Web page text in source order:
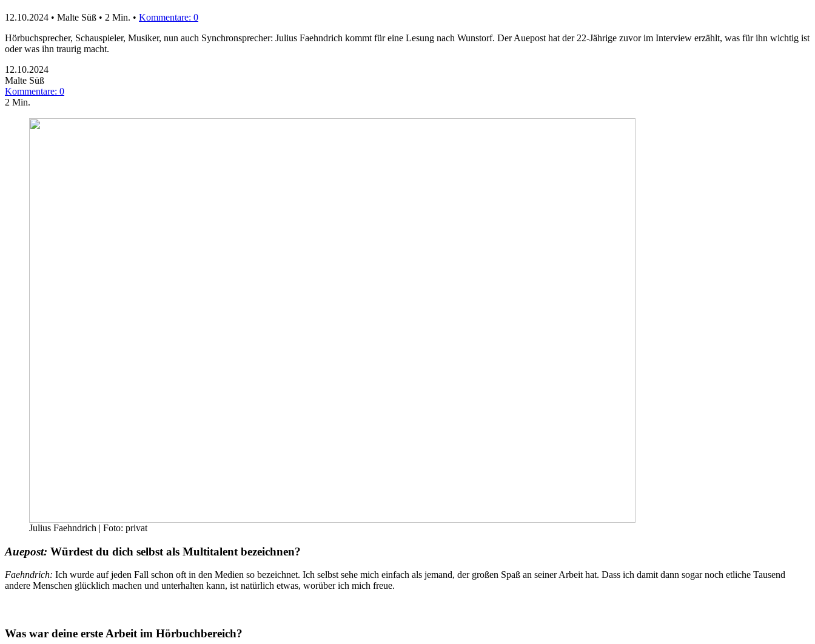
12.10.2024 • Malte Süß • 2 Min. • Kommentare: 0
Hörbuchsprecher, Schauspieler, Musiker, nun auch Synchronsprecher: Julius Faehndrich kommt für eine Lesung nach Wunstorf. Der Auepost hat der 22-Jährige zuvor im Interview erzählt, was für ihn wichtig ist
oder was ihn traurig macht.
12.10.2024
Malte Süß
Kommentare: 0
2 Min.
Julius Faehndrich | Foto: privat
Auepost: Würdest du dich selbst als Multitalent bezeichnen?
Faehndrich: Ich wurde auf jeden Fall schon oft in den Medien so bezeichnet. Ich selbst sehe mich einfach als jemand, der großen Spaß an seiner Arbeit hat. Dass ich damit dann sogar noch etliche Tausend
andere Menschen glücklich machen und unterhalten kann, ist natürlich etwas, worüber ich mich freue.
Was war deine erste Arbeit im Hörbuchbereich?